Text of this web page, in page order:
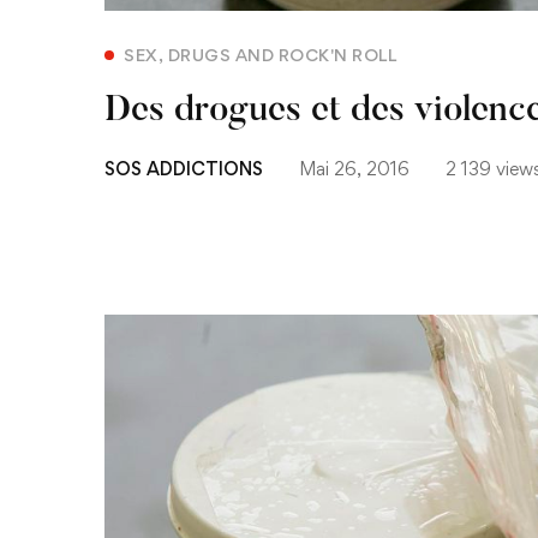
SEX, DRUGS AND ROCK'N ROLL
Des drogues et des
SOS ADDICTIONS Mai 26, 2016 2 139